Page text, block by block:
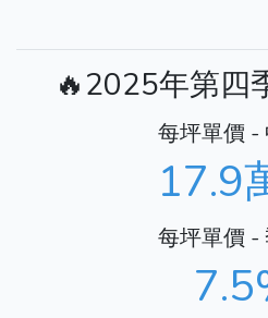
🔥2025年第四
每坪單價 -
17.9
每坪單價 -